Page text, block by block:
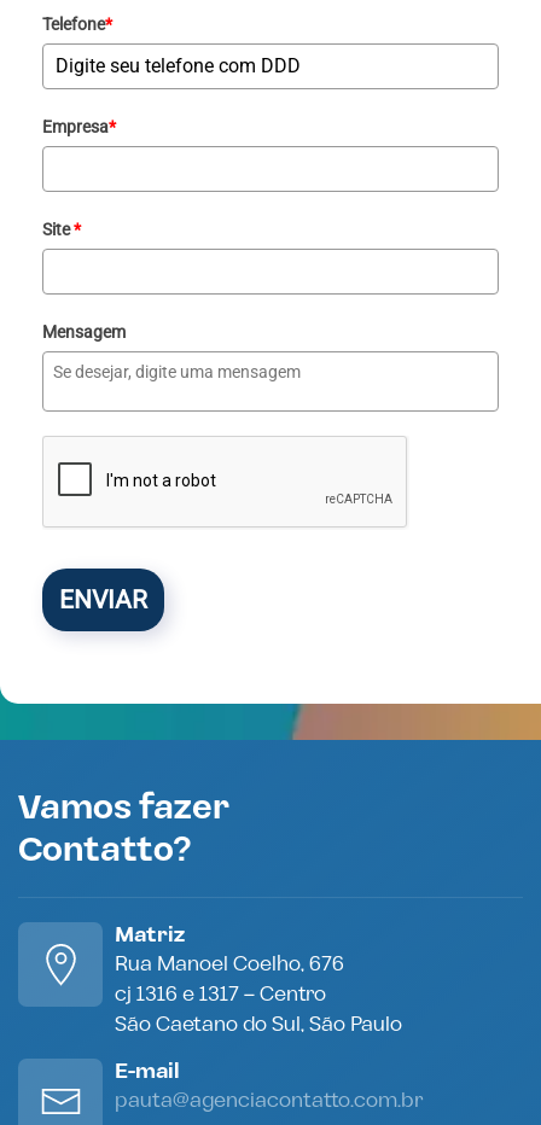
Telefone*
Empresa*
Site*
Mensagem
ENVIAR
Vamos fazer
Contatto?
Matriz
Rua Manoel Coelho, 676
cj 1316 e 1317 – Centro
São Caetano do Sul, São Paulo
E-mail
pauta@agenciacontatto.com.br